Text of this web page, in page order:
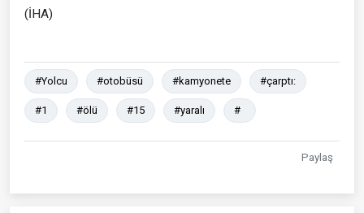
(İHA)
#Yolcu #otobüsü #kamyonete #çarptı:
#1 #ölü #15 #yaralı #
Paylaş